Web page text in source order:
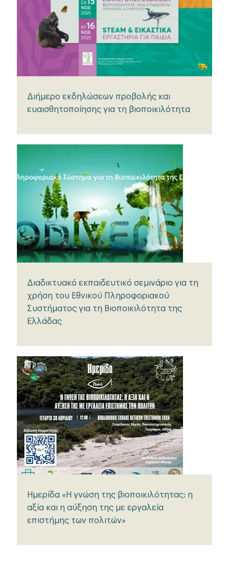
Διήμερο εκδηλώσεων προβολής και
ευαισθητοποίησης για τη βιοποικιλότητα
Διαδικτυακό εκπαιδευτικό σεμινάριο για τη
χρήση του Εθνικού Πληροφοριακού
Συστήματος για τη Βιοποικιλότητα της
Ελλάδας
Ημερίδα «Η γνώση της βιοποικιλότητας: η
αξία και η αύξηση της με εργαλεία
επιστήμης των πολιτών»